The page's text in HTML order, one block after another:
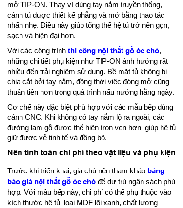
mở TIP-ON. Thay vì dùng tay nắm truyền thống,
cánh tủ được thiết kế phẳng và mở bằng thao tác
nhấn nhẹ. Điều này giúp tổng thể hệ tủ trở nên gọn,
sạch và hiện đại hơn.
Với các công trình thi công nội thất gỗ óc chó,
những chi tiết phụ kiện như TIP-ON ảnh hưởng rất
nhiều đến trải nghiệm sử dụng. Bề mặt tủ không bị
chia cắt bởi tay nắm, đồng thời việc đóng mở cũng
thuận tiện hơn trong quá trình nấu nướng hằng ngày.
Cơ chế này đặc biệt phù hợp với các mẫu bếp dùng
cánh CNC. Khi không có tay nắm lộ ra ngoài, các
đường lam gỗ được thể hiện trọn vẹn hơn, giúp hệ tủ
giữ được vẻ tinh tế và đồng bộ.
Nên tính toán chi phí theo vật liệu và phụ kiện
Trước khi triển khai, gia chủ nên tham khảo bảng
báo giá nội thất gỗ óc chó để dự trù ngân sách phù
hợp. Với mẫu bếp này, chi phí có thể phụ thuộc vào
kích thước hệ tủ, loại MDF lõi xanh, chất lượng